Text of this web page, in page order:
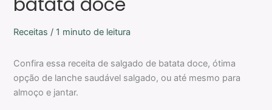
Receitas / 1 minuto de leitura
Confira essa receita de salgado de batata doce, ótima
opção de lanche saudável salgado, ou até mesmo para
almoço e jantar.